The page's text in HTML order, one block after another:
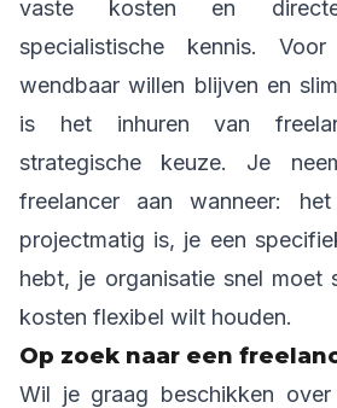
vaste kosten en
specialistische kennis.
wendbaar willen blijven en
is het inhuren van
strategische keuze. Je
freelancer aan wanneer:
projectmatig is, je een
hebt, je organisatie snel moet
kosten flexibel wilt houden.
Op zoek naar een
Wil je graag beschikken